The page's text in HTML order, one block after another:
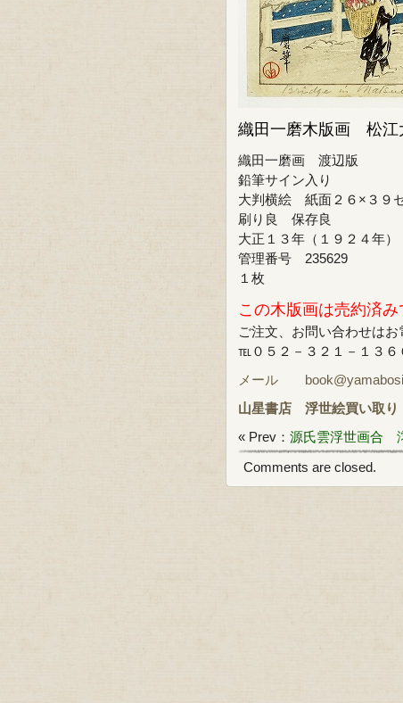
織田一磨木版画 松江
織田一磨画 渡辺版
鉛筆サイン入り
大判横絵 紙面２６×３９
刷り良 保存良
大正１３年（１９２４年）
管理番号 235629
１枚
この木版画は売約済み
ご注文、お問い合わせはお
℡０５２－３２１－１３６
メール
山星書店
浮世絵買い取り
« Prev： 源氏雲浮世画合
Comments are closed.